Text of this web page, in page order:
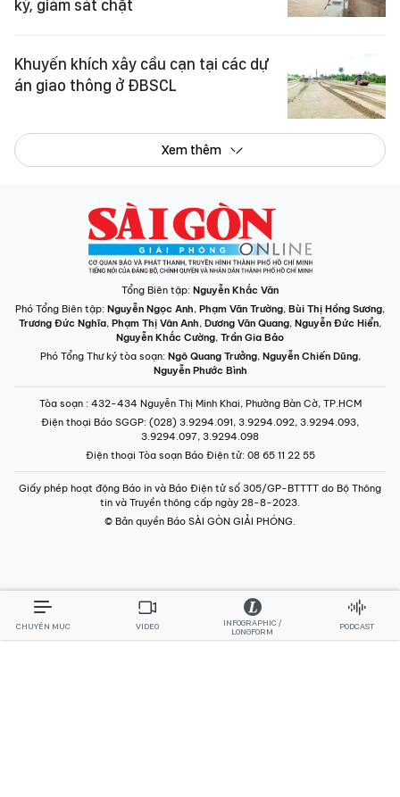
kỹ, giám sát chặt
Khuyến khích xây cầu cạn tại các dự
án giao thông ở ĐBSCL
Xem thêm
Tổng Biên tập: Nguyễn Khắc Văn
Phó Tổng Biên tập: Nguyễn Ngọc Anh, Phạm Văn Trường, Bùi Thị Hồng Sương,
Trương Đức Nghĩa, Phạm Thị Vân Anh, Dương Văn Quang, Nguyễn Đức Hiển,
Nguyễn Khắc Cường, Trần Gia Bảo
Phó Tổng Thư ký tòa soạn: Ngô Quang Trưởng, Nguyễn Chiến Dũng,
Nguyễn Phước Bình
Tòa soạn : 432-434 Nguyễn Thị Minh Khai, Phường Bàn Cờ, TP.HCM
Điện thoại Báo SGGP: (028) 3.9294.091, 3.9294.092, 3.9294.093,
3.9294.097, 3.9294.098
Điện thoại Tòa soạn Báo Điện tử: 08 65 11 22 55
Giấy phép hoạt động Báo in và Báo Điện tử số 305/GP-BTTTT do Bộ Thông
tin và Truyền thông cấp ngày 28-8-2023.
© Bản quyền Báo SÀI GÒN GIẢI PHÓNG.
CHUYÊN MỤC VIDEO
INFOGRAPHIC /
LONGFORM
PODCAST